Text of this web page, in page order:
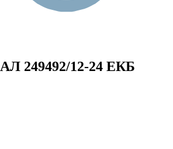
АЛ 249492/12-24 ЕКБ